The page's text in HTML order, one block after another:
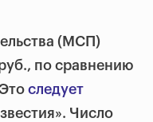
(МСП)
по сравнению
следует
Число